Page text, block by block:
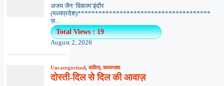
अजय जैन ‘विकल्प’इंदौर
(मध्यप्रदेश)**************************************
ज़...
Total Views : 19
August 2, 2026
Uncategorized,कविता,काव्यभाषा
दोस्ती-दिल से दिल की आवाज़